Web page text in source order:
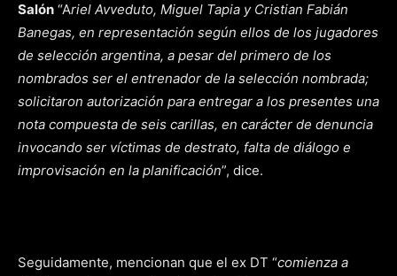
Salón “Ariel Avveduto, Miguel Tapia y Cristian Fabián
Banegas, en representación según ellos de los jugadores
de selección argentina, a pesar del primero de los
nombrados ser el entrenador de la selección nombrada;
solicitaron autorización para entregar a los presentes una
nota compuesta de seis carillas, en carácter de denuncia
invocando ser víctimas de destrato, falta de diálogo e
improvisación en la planificación”, dice.
Seguidamente, mencionan que el ex DT “comienza a